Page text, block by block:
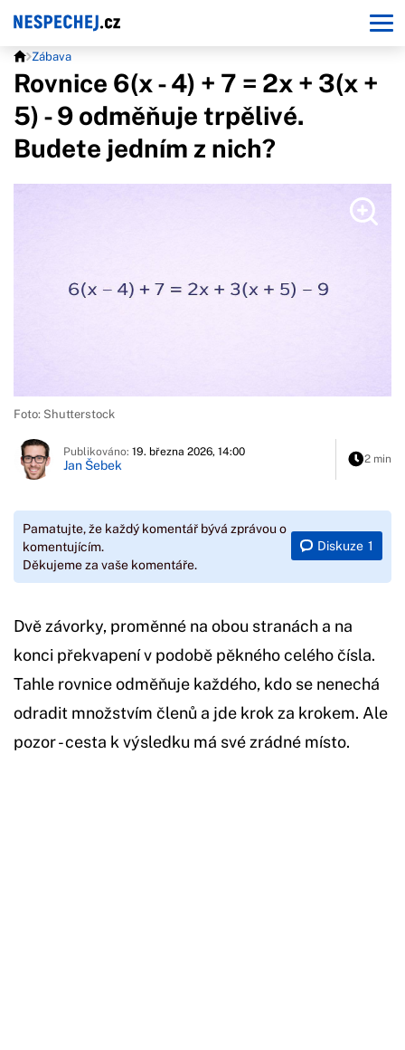
Zábava
Rovnice 6(x - 4) + 7 = 2x + 3(x +
5) - 9 odměňuje trpělivé.
Budete jedním z nich?
Foto: Shutterstock
Publikováno: 19. března 2026, 14:00
Jan Šebek 2 min
Pamatujte, že každý komentář bývá zprávou o
komentujícím.
Děkujeme za vaše komentáře.
Diskuze 1
Dvě závorky, proměnné na obou stranách a na
konci překvapení v podobě pěkného celého čísla.
Tahle rovnice odměňuje každého, kdo se nenechá
odradit množstvím členů a jde krok za krokem. Ale
pozor - cesta k výsledku má své zrádné místo.